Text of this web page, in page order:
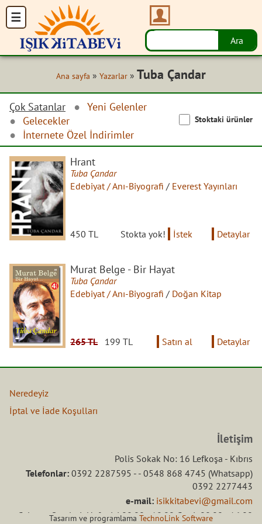
Ana sayfa » Yazarlar » Tuba Çandar
Çok Satanlar
Yeni Gelenler
Gelecekler
İnternete Özel İndirimler
Stoktaki ürünler
Hrant
Tuba Çandar
Edebiyat / Anı-Biyografi / Everest Yayınları
450 TL Stokta yok! İstek Detaylar
Murat Belge - Bir Hayat
Tuba Çandar
Edebiyat / Anı-Biyografi / Doğan Kitap
265 TL 199 TL Satın al Detaylar
Neredeyiz
İptal ve İade Koşulları
İletişim
Polis Sokak No: 16 Lefkoşa - Kıbrıs
Telefonlar: 0392 2287595 - - 0548 868 4745 (Whatsapp)
0392 2277443
e-mail: isikkitabevi@gmail.com
Çalışma Saatleri: Hafta içi 08.00 - 18.00 Ctesi: 08.00 - 16.00
Tasarım ve programlama TechnoLink Software